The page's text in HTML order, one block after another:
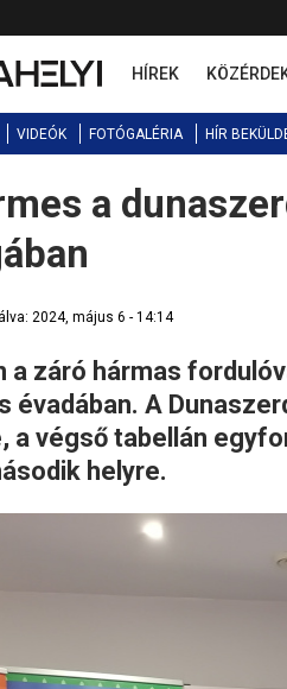
HÍREK
VIDEÓK FOTÓGALÉRIA HÍR
a
2024, május 6 - 14:14
a záró hármas
évadában. A
a végső tabellán
helyre.